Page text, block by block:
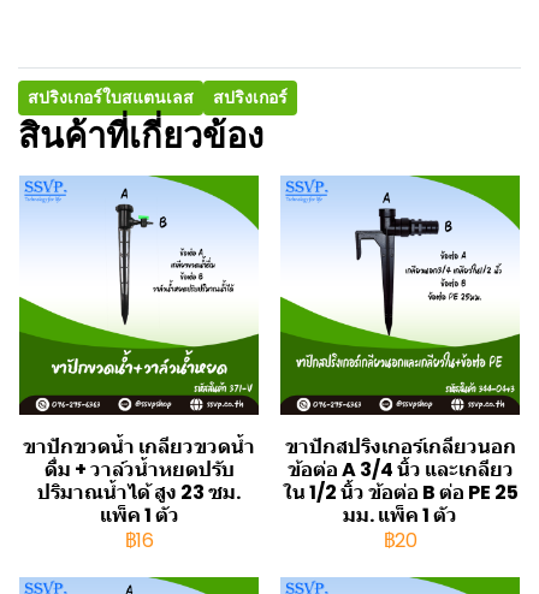
สปริงเกอร์ใบสแตนเลส สปริงเกอร์
สินค้าที่เกี่ยวข้อง
ขาปักขวดน้ำ เกลียวขวดน้ำ
ดื่ม + วาล์วน้ำหยดปรับ
ปริมาณน้ำได้ สูง 23 ซม.
แพ็ค 1 ตัว
฿16
ขาปักสปริงเกอร์เกลียวนอก
ข้อต่อ A 3/4 นิ้ว และเกลียว
ใน 1/2 นิ้ว ข้อต่อ B ต่อ PE 25
มม. แพ็ค 1 ตัว
฿20